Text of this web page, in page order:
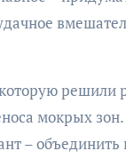
решили
мокрых
–